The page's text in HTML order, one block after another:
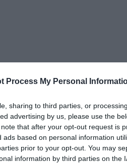
Process My Personal
sharing to third parties, or
advertising by us, please use the
that after your opt-out request is
based on personal information
prior to your opt-out. You may
information by third parties on the